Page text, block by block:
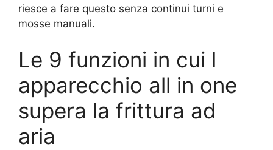
riesce a fare questo senza continui turni e
mosse manuali.
Le 9 funzioni in cui l
apparecchio all in one
supera la frittura ad
aria